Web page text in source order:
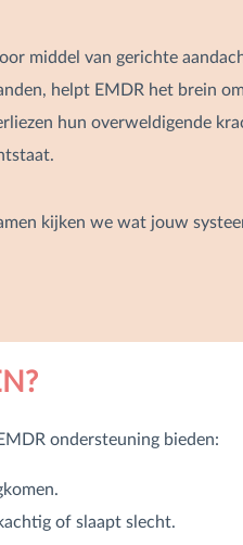
middel van gerichte
helpt EMDR het brein
hun overweldigende
kijken we wat jouw
ondersteuning bieden:
of slaapt slecht.